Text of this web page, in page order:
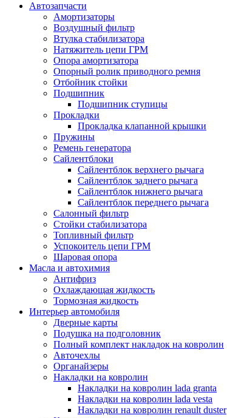
Автозапчасти
Амортизаторы
Воздушный фильтр
Втулка стабилизатора
Натяжитель цепи ГРМ
Опора амортизатора
Опорный ролик приводного ремня
Отбойник стойки
Подшипник
Подшипник ступицы
Прокладки
Прокладка клапанной крышки
Пружины
Ремень генератора
Сайлентблоки
Сайлентблок верхнего рычага
Сайлентблок заднего рычага
Сайлентблок нижнего рычага
Сайлентблок переднего рычага
Салонный фильтр
Стойки стабилизатора
Топливный фильтр
Успокоитель цепи ГРМ
Шаровая опора
Масла и автохимия
Антифриз
Охлаждающая жидкость
Тормозная жидкость
Интерьер автомобиля
Дверные карты
Подушка на подголовник
Полный комплект накладок на ковролин
Авточехлы
Органайзеры
Накладки на ковролин
Накладки на ковролин lada granta
Накладки на ковролин lada vesta
Накладки на ковролин renault duster